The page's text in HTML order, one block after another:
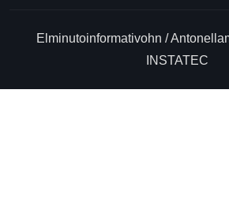
Elminutoinformativohn /